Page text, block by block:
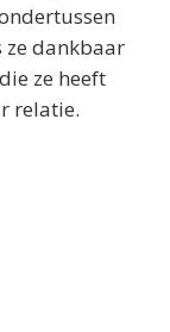
ze dankbaar
ze heeft
relatie.